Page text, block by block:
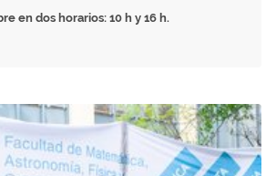
en dos horarios: 10 h y 16 h.